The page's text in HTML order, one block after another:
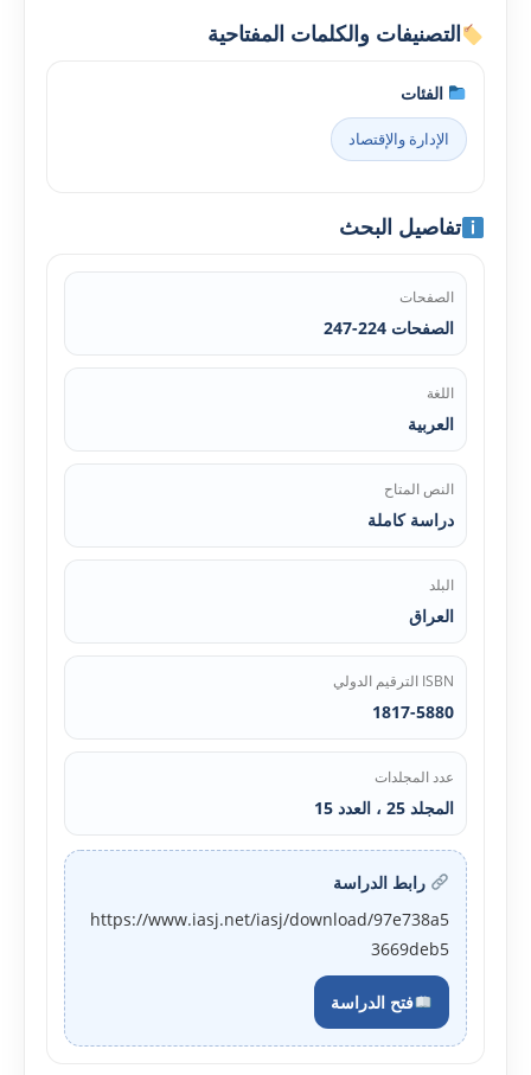
التصنيفات والكلمات المفتاحية
الفئات
الإدارة والإقتصاد
تفاصيل البحث
الصفحات
الصفحات 224-247
اللغة
العربية
النص المتاح
دراسة كاملة
البلد
العراق
ISBN الترقيم الدولي
1817-5880
عدد المجلدات
المجلد 25 ، العدد 15
رابط الدراسة
https://www.iasj.net/iasj/download/97e738a5
3669deb5
فتح الدراسة